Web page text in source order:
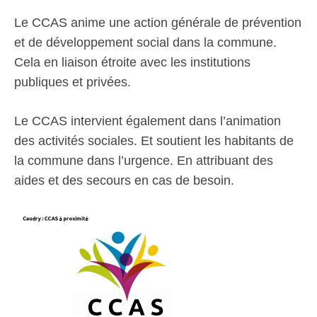
Le CCAS anime une action générale de prévention
et de développement social dans la commune.
Cela en liaison étroite avec les institutions
publiques et privées.
Le CCAS intervient également dans l’animation
des activités sociales. Et soutient les habitants de
la commune dans l’urgence. En attribuant des
aides et des secours en cas de besoin.